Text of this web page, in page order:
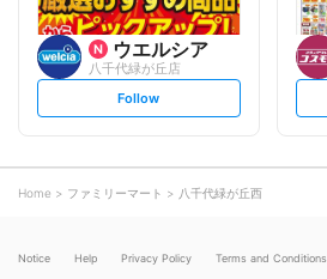
ウエルシア
八千代緑が丘店
s
l
o
Follow
Home ファミリーマート 八千代緑が丘西
Notice Help Privacy Policy Terms and Conditions